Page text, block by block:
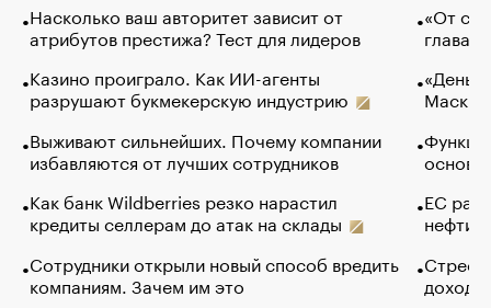
Насколько ваш авторитет зависит от
атрибутов престижа? Тест для лидеров
Казино проиграло. Как ИИ-агенты
разрушают букмекерскую индустрию
Выживают сильнейших. Почему компании
избавляются от лучших сотрудников
Как банк Wildberries резко нарастил
кредиты селлерам до атак на склады
Сотрудники открыли новый способ вредить
компаниям. Зачем им это
«От
глава
Маск в
основ
ЕС
нефти